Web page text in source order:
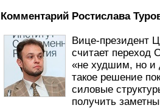
Комментарий Ростислава
Вице-президент
считает переход
«не худшим, но и
такое решение
силовые
получить